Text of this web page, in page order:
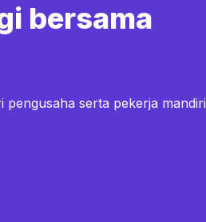
bersama
serta pekerja mandiri